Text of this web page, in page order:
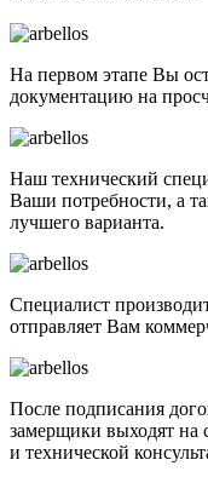
На первом этапе Вы
документацию на
Наш технический
Ваши потребности, а
лучшего варианта.
Специалист
отправляет Вам
После подписания
замерщики выходят на
и технической